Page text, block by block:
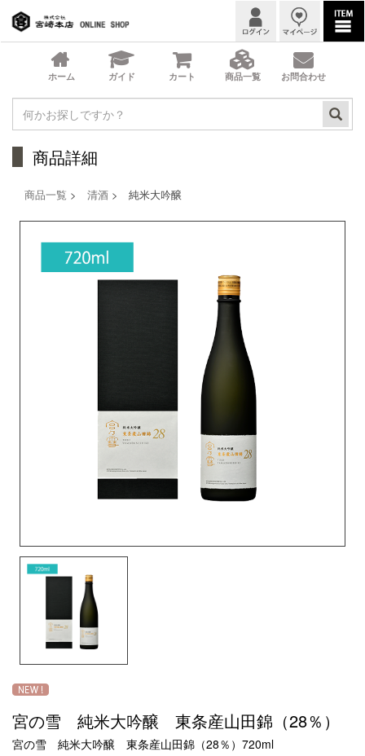
商品詳細
商品一覧 > 清酒 > 純米大吟醸
宮の雪 純米大吟醸 東条産山田錦（28％）
宮の雪 純米大吟醸 東条産山田錦（28％）720ml